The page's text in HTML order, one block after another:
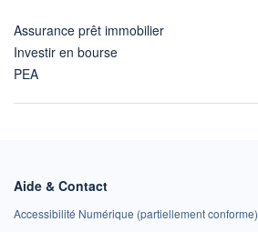
Assurance prêt immobilier
Investir en bourse
PEA
Aide & Contact
Accessibilité Numérique (partiellement conforme)